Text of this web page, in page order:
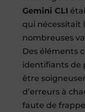
Gemini CLI
qui nécessitait
nombreuses
Des éléments
identifiants de
être
d’erreurs à
faute de